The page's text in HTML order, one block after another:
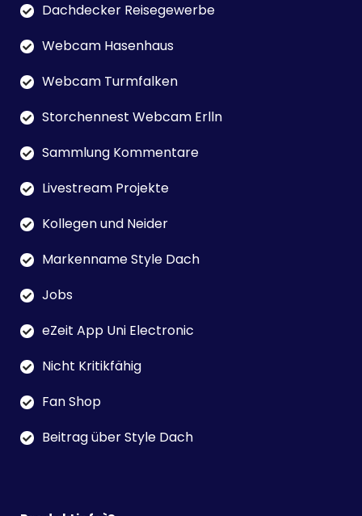
Dachdecker Reisegewerbe
Webcam Hasenhaus
Webcam Turmfalken
Storchennest Webcam Erlln
Sammlung Kommentare
Livestream Projekte
Kollegen und Neider
Markenname Style Dach
Jobs
eZeit App Uni Electronic
Nicht Kritikfähig
Fan Shop
Beitrag über Style Dach